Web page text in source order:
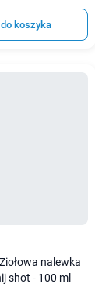
koszyka
nalewka
shot - 100 ml